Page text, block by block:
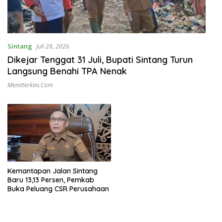
Sintang Juli 28, 2026
Dikejar Tenggat 31 Juli, Bupati Sintang Turun
Langsung Benahi TPA Nenak
Menitterkini.com
Kemantapan Jalan Sintang
Baru 13,13 Persen, Pemkab
Buka Peluang CSR Perusahaan